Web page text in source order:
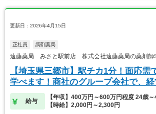
更新日：2026年4月15日
正社員 調剤薬局
遠藤薬局 みさと駅前店 株式会社遠藤薬局の薬剤師
【埼玉県三郷市】駅チカ1分！面応需
学べます！商社のグループ会社で、
す。
給与
【年収】400万円～600万円程度 24歳
【時給】2,000円～2,300円